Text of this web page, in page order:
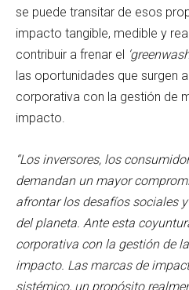
se puede transitar de esos
impacto tangible, medible y
contribuir a frenar el
las oportunidades que surgen
corporativa con la gestión de
impacto.
“Los inversores, los
demandan un mayor
afrontar los desafíos sociales
delplaneta. Ante esta
corporativa con la gestión de
impacto. Las marcas de
sistémico, un propósito